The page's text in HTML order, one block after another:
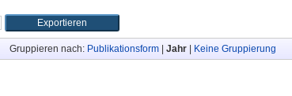
Gruppieren nach: Publikationsform| Jahr| Keine Gruppierung